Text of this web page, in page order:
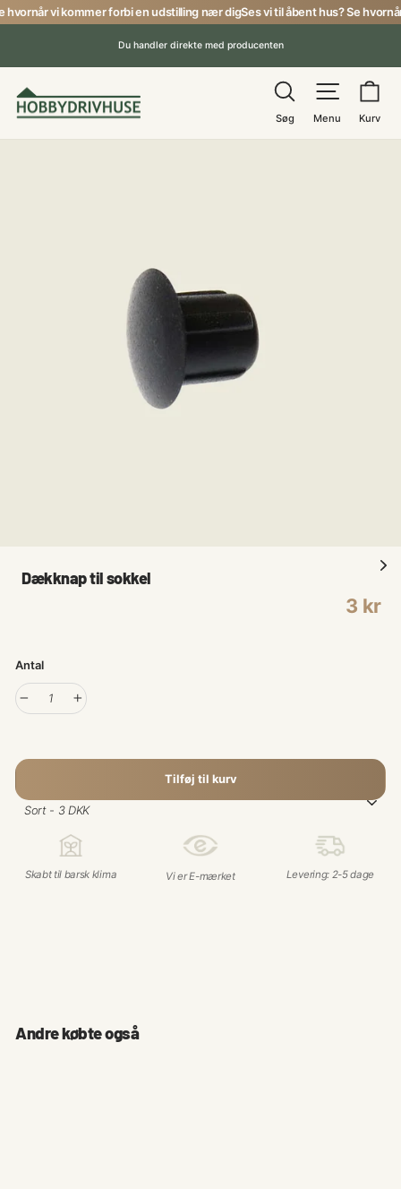
Gåhvornår vi kommer forbi en udstilling nær digSes vi til åbent hus? Se
Du handler direkte med producenten
Søg
Søg
Menu
Menu Kurv
Dækknap til sokkel
3 kr
Antal
+
Tilføj til kurv
Skabt til barsk klima Vi er E-mærket Levering: 2-5 dage
Andre købte også